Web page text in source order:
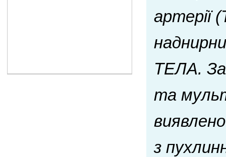
артерії
ТЕЛА. За
та
з